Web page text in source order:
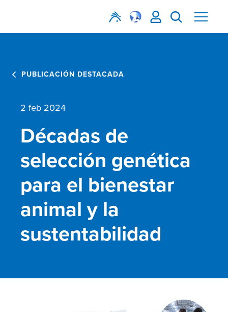
PUBLICACIÓN DESTACADA
2 feb 2024
Décadas de
selección genética
para el bienestar
animal y la
sustentabilidad